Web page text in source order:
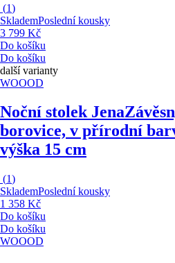
(1)
SklademPoslední kousky
3 799 Kč
Do košíku
Do košíku
další varianty
WOOOD
Noční stolek Jena
borovice, v přírodní
výška 15 cm
(1)
SklademPoslední kousky
1 358 Kč
Do košíku
Do košíku
WOOOD